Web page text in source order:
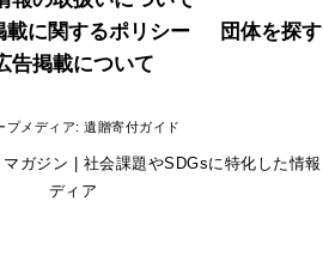
載に関するポリシー
団体を探す
告掲載について
プメディア:遺贈寄付ガイド
ガジン | 社会課題やSDGsに特化した情
ディア